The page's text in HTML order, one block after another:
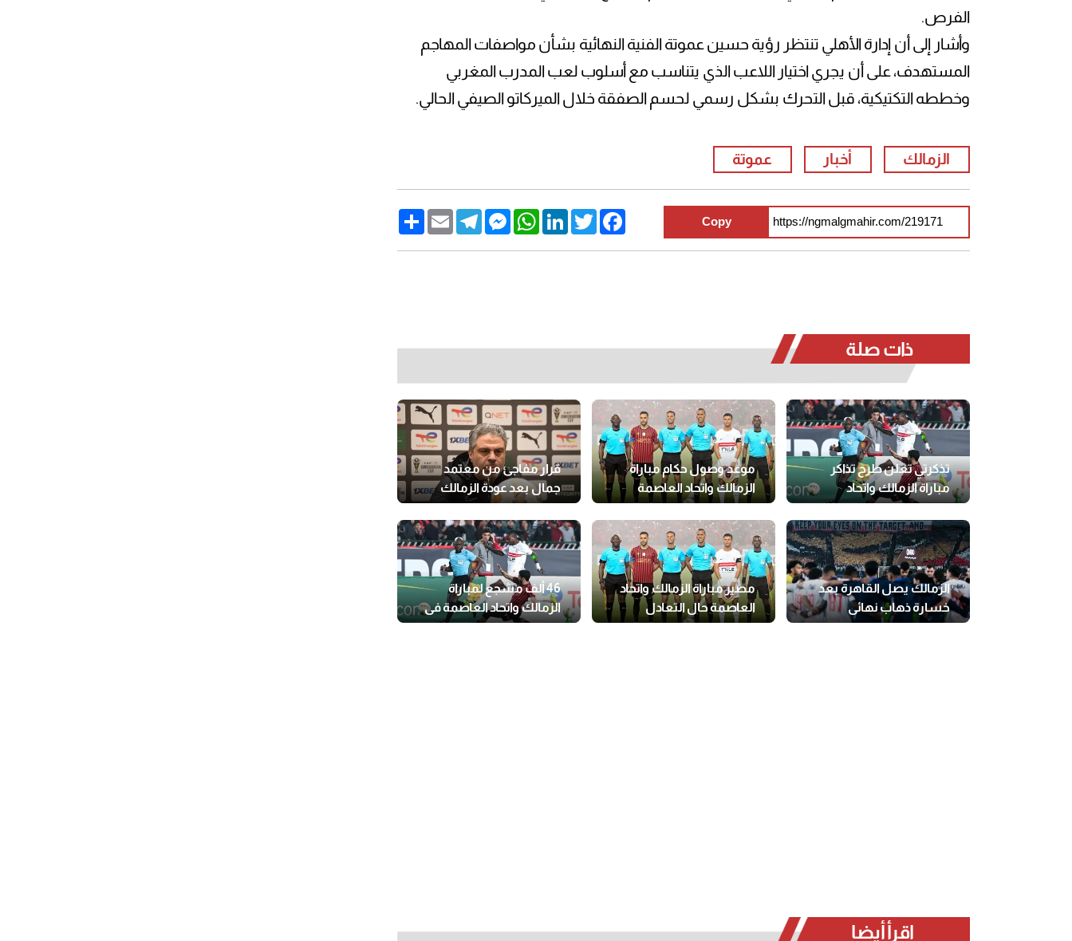
الفرص.
وأشار إلى أن إدارة الأهلي تنتظر رؤية حسين عموتة الفنية النهائية بشأن مواصفات المهاجم
المستهدف، على أن يجري اختيار اللاعب الذي يتناسب مع أسلوب لعب المدرب المغربي
وخططه التكتيكية، قبل التحرك بشكل رسمي لحسم الصفقة خلال الميركاتو الصيفي الحالي.
الزمالك أخبار عموتة
Copy
ShareEmail
Telegram
MessengerWhatsAppLinkedInTwitter
Facebook
ذات صلة
تذكرتي تعلن طرح تذاكر
مباراة الزمالك واتحاد
العاصمة
موعد وصول حكام مباراة
الزمالك واتحاد العاصمة
قرار مفاجئ من معتمد
جمال بعد عودة الزمالك
للقاهرة
الزمالك يصل القاهرة بعد
خسارة ذهاب نهائي
الكونفدرالية
مصير مباراة الزمالك واتحاد
العاصمة حال التعادل
46 ألف مشجع لمباراة
الزمالك واتحاد العاصمة في
نهائي الكونفدرالية
اقرأ أيضا